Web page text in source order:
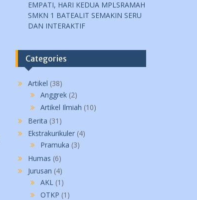
EMPATI, HARI KEDUA MPLSRAMAH
SMKN 1 BATEALIT SEMAKIN SERU
DAN INTERAKTIF
Categories
Artikel (38)
Anggrek(2)
Artikel Ilmiah (10)
Berita (31)
Ekstrakurikuler(4)
Pramuka (3)
Humas (6)
Jurusan (4)
AKL(1)
OTKP (1)